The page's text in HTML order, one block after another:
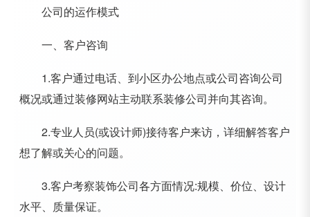
公司的运作模式
一、客户咨询
1.客户通过电话、到小区办公地点或公司咨询公司
概况或通过装修网站主动联系装修公司并向其咨询。
2.专业人员(或设计师)接待客户来访，详细解答客户
想了解或关心的问题。
3.客户考察装饰公司各方面情况:规模、价位、设计
水平、质量保证。